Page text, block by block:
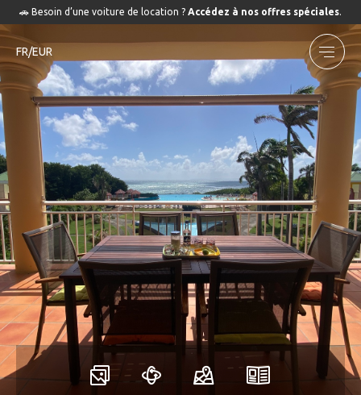
🚗 Besoin d’une voiture de location ? Accédez à nos offres spéciales.
FR/EUR